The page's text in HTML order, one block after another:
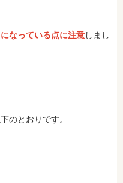
なっている点に注意しまし
のとおりです。